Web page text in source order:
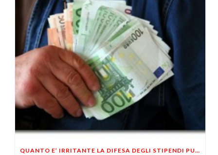
QUANTO E’ IRRITANTE LA DIFESA DEGLI STIPENDI PUBBLICI